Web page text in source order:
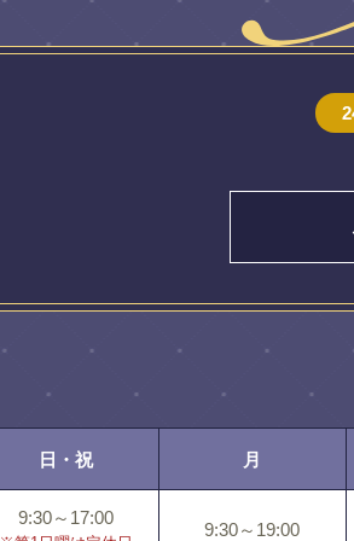
日・祝
9:30～17:00
月
9:30～19:00